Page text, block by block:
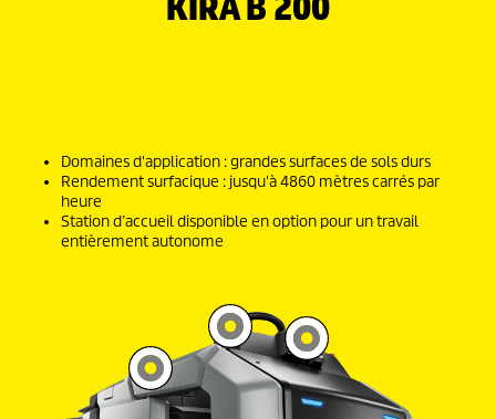
Domaines d'application : grandes surfaces de sols durs
Rendement surfacique : jusqu'à 4860 mètres carrés par
heure
Station d’accueil disponible en option pour un travail
entièrement autonome